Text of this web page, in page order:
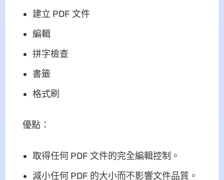
建立 PDF 文件
編輯
拼字檢查
書籤
格式刷
優點：
取得任何 PDF 文件的完全編輯控制。
減小任何 PDF 的大小而不影響文件品質。